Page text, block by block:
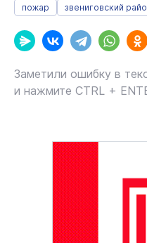
пожар звениговский
Заметили ошибку в
и нажмите CTRL +